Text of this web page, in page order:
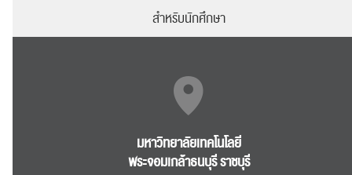
สำหรับนักศึกษา
มหาวิทยาลัยเทคโนโลยี
พระจอมเกล้าธนบุรี ราชบุรี
RC Activity